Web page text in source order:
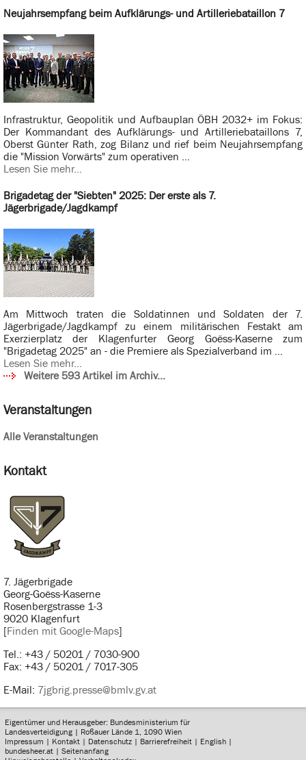
Neujahrsempfang beim Aufklärungs- und Artilleriebataillon 7
Infrastruktur, Geopolitik und Aufbauplan ÖBH 2032+ im Fokus:
Der Kommandant des Aufklärungs- und Artilleriebataillons 7,
Oberst Günter Rath, zog Bilanz und rief beim Neujahrsempfang
die "Mission Vorwärts" zum operativen ...
Lesen Sie mehr...
Brigadetag der "Siebten" 2025: Der erste als 7.
Jägerbrigade/Jagdkampf
Am Mittwoch traten die Soldatinnen und Soldaten der 7.
Jägerbrigade/Jagdkampf zu einem militärischen Festakt am
Exerzierplatz der Klagenfurter Georg Goëss-Kaserne zum
"Brigadetag 2025" an - die Premiere als Spezialverband im ...
Lesen Sie mehr...
Weitere 593 Artikel im Archiv...
Veranstaltungen
Alle Veranstaltungen
Kontakt
7. Jägerbrigade
Georg-Goëss-Kaserne
Rosenbergstrasse 1-3
9020 Klagenfurt
[Finden mit Google-Maps]
Tel.: +43 / 50201 / 7030-900
Fax: +43 / 50201 / 7017-305
E-Mail: 7jgbrig.presse@bmlv.gv.at
Eigentümer und Herausgeber: Bundesministerium für
Landesverteidigung | Roßauer Lände 1, 1090 Wien
Impressum | Kontakt | Datenschutz | Barrierefreiheit | English |
bundesheer.at |Seitenanfang